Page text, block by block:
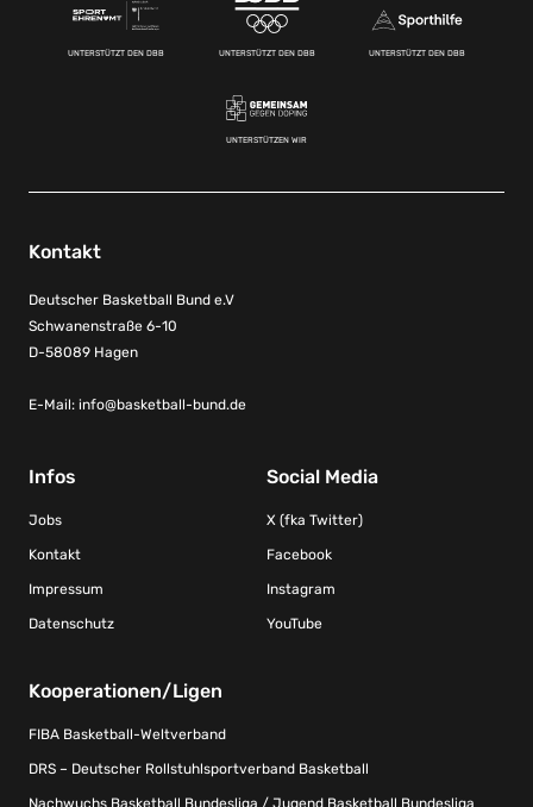
UNTERSTÜTZT DEN DBB UNTERSTÜTZT DEN DBB UNTERSTÜTZT DEN DBB
UNTERSTÜTZEN WIR
Kontakt
Deutscher Basketball Bund e.V
Schwanenstraße 6-10
D-58089 Hagen
E-Mail: info@basketball-bund.de
Infos
Jobs
Kontakt
Impressum
Datenschutz
Social Media
X (fka Twitter)
Facebook
Instagram
YouTube
Kooperationen/Ligen
FIBA Basketball-Weltverband
DRS – Deutscher Rollstuhlsportverband Basketball